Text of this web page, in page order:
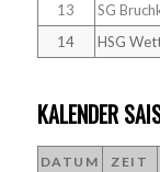
13
SG
14
HSG
KALENDER
DATUM ZEIT